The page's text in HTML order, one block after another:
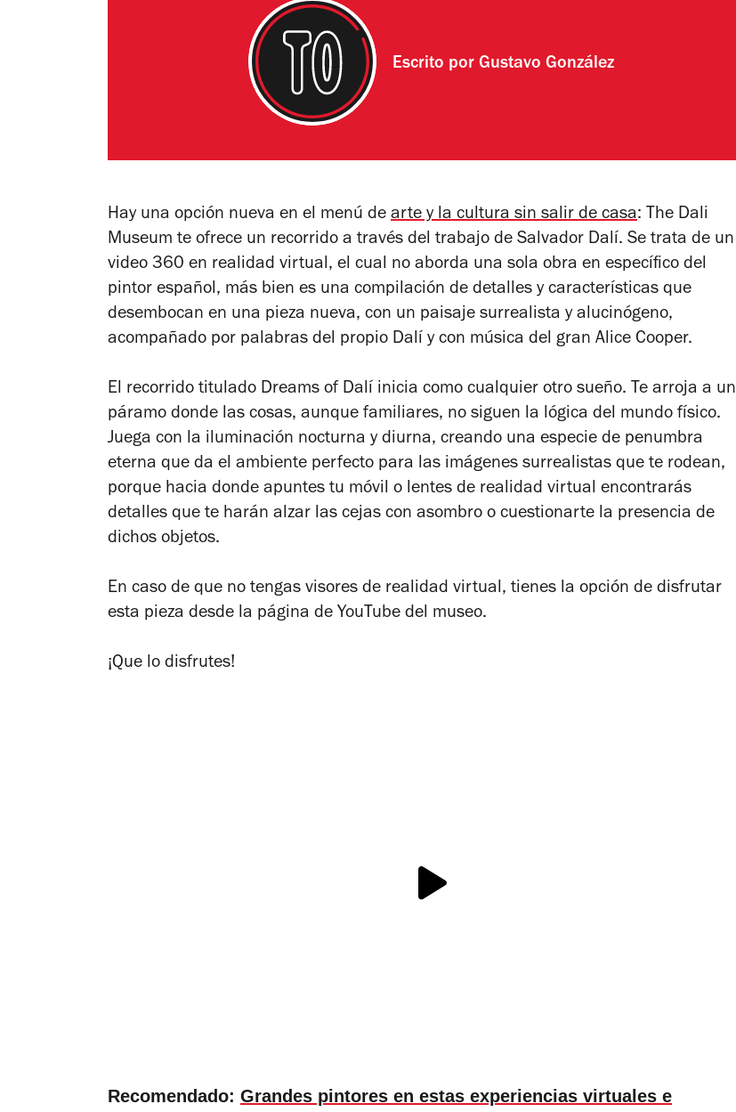
Escrito por Gustavo González
Hay una opción nueva en el menú de arte y la cultura sin salir de casa: The Dali
Museum te ofrece un recorrido a través del trabajo de Salvador Dalí. Se trata de un
video 360 en realidad virtual, el cual no aborda una sola obra en específico del
pintor español, más bien es una compilación de detalles y características que
desembocan en una pieza nueva, con un paisaje surrealista y alucinógeno,
acompañado por palabras del propio Dalí y con música del gran Alice Cooper.
El recorrido titulado Dreams of Dalí inicia como cualquier otro sueño. Te arroja a un
páramo donde las cosas, aunque familiares, no siguen la lógica del mundo físico.
Juega con la iluminación nocturna y diurna, creando una especie de penumbra
eterna que da el ambiente perfecto para las imágenes surrealistas que te rodean,
porque hacia donde apuntes tu móvil o lentes de realidad virtual encontrarás
detalles que te harán alzar las cejas con asombro o cuestionarte la presencia de
dichos objetos.
En caso de que no tengas visores de realidad virtual, tienes la opción de disfrutar
esta pieza desde la página de YouTube del museo.
¡Que lo disfrutes!
Recomendado: Grandes pintores en estas experiencias virtuales e